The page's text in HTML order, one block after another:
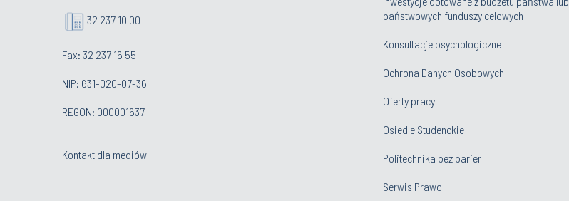
32 237 10 00
Fax: 32 237 16 55
NIP: 631-020-07-36
REGON: 000001637
Kontakt dla mediów
państwowych funduszy celowych
Konsultacje psychologiczne
Ochrona Danych Osobowych
Oferty pracy
Osiedle Studenckie
Politechnika bez barier
Serwis Prawo